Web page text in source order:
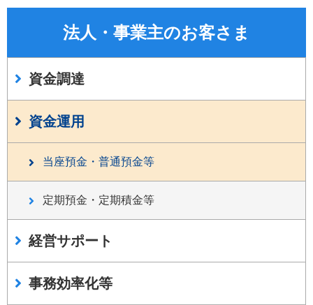
お問い合わせ
法人・事業主のお客さま
資金調達
資金運用
当座預金・普通預金等
定期預金・定期積金等
経営サポート
事務効率化等